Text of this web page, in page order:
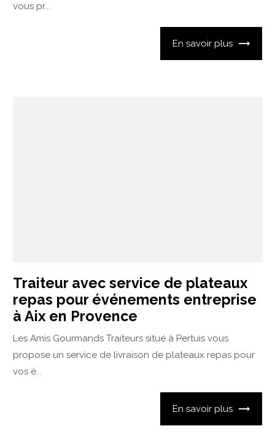
vous pr...
En savoir plus
Traiteur avec service de plateaux
repas pour événements entreprise
à Aix en Provence
Les Amis Gourmands Traiteurs situé à Pertuis vous
propose un service de livraison de plateaux repas pour
vos é...
En savoir plus